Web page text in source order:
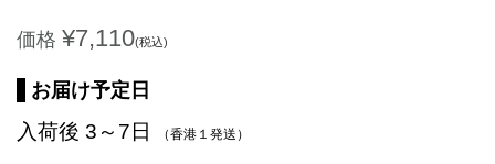
価格 ¥7,110(税込)
お届け予定日
入荷後 3～7日 （香港１発送）